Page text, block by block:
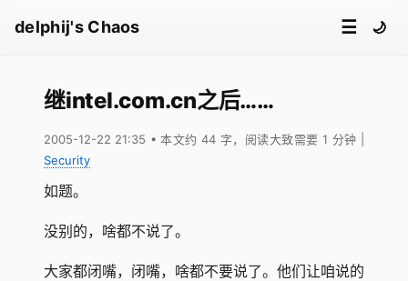
delphij's Chaos ☰ 🌙
继intel.com.cn之后……
2005-12-22 21:35 • 本文约 44 字，阅读大致需要 1 分钟
Security
如题。
没别的，啥都不说了。
大家都闭嘴，闭嘴，啥都不要说了。他们让咱说的